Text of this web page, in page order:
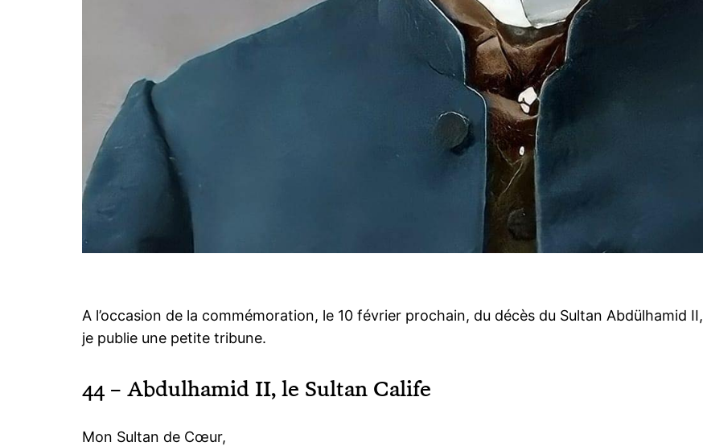
A l’occasion de la commémoration, le 10 février prochain, du décès du Sultan Abdülhamid II,
je publie une petite tribune.
44 – Abdulhamid II, le Sultan Calife
Mon Sultan de Cœur,